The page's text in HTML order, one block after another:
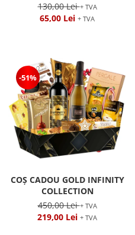
130,00 Lei+ TVA
65,00 Lei + TVA
-51%
COȘ CADOU GOLD INFINITY
COLLECTION
450,00 Lei+ TVA
219,00 Lei + TVA